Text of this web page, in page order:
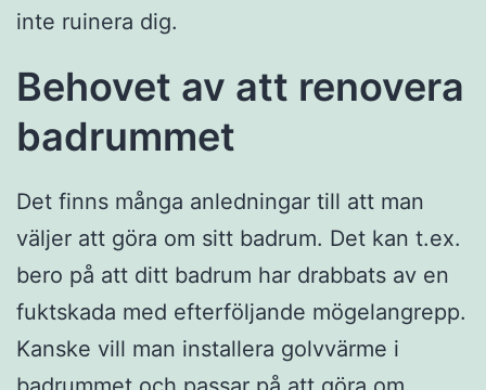
inte ruinera dig.
Behovet av att renovera
badrummet
Det finns många anledningar till att man
väljer att göra om sitt badrum. Det kan t.ex.
bero på att ditt badrum har drabbats av en
fuktskada med efterföljande mögelangrepp.
Kanske vill man installera golvvärme i